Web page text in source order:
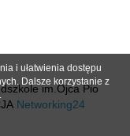
im.Ojca Pio
Networking24
i ułatwienia dostępu
Dalsze korzystanie z